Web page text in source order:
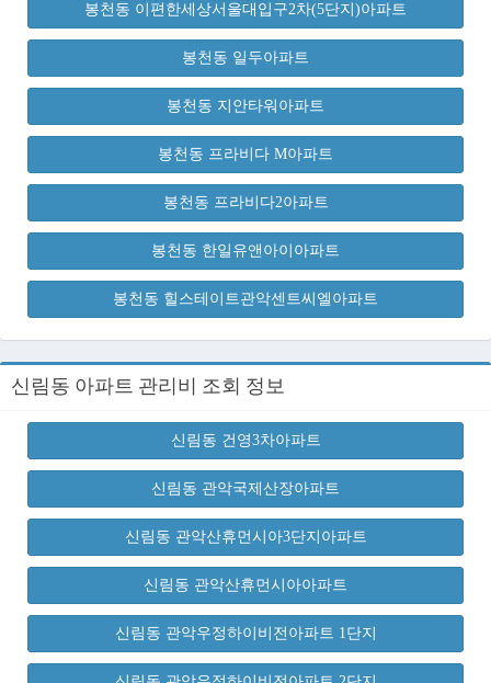
봉천동 이편한세상서울대입구2차(5단지)아파트
봉천동 일두아파트
봉천동 지안타워아파트
봉천동 프라비다 M아파트
봉천동 프라비다2아파트
봉천동 한일유앤아이아파트
봉천동 힐스테이트관악센트씨엘아파트
신림동 아파트 관리비 조회 정보
신림동 건영3차아파트
신림동 관악국제산장아파트
신림동 관악산휴먼시아3단지아파트
신림동 관악산휴먼시아아파트
신림동 관악우정하이비전아파트 1단지